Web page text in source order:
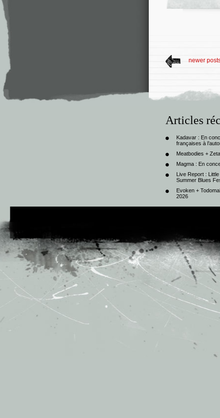
newer
Articles
Kadavar : En
françaises à
Meatbodies +
Magma : En
Live Report :
Summer Blues
Evoken +
2026